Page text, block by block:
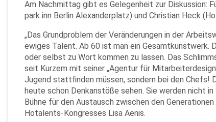
Am Nachmittag gibt es Gelegenheit zur Diskussion:
park inn Berlin Alexanderplatz) und Christian Heck
„Das Grundproblem der Veränderungen in der
ewiges Talent. Ab 60 ist man ein
oder selbst zu Wort kommen zu lassen. Das
seit Kurzem mit seiner „Agentur für
Jugend stattfinden müssen, sondern bei den Chefs!
heute schon Denkanstöße sehen. Sie werden nicht
Bühne für den Austausch zwischen den
Hotalents-Kongresses Lisa Aenis.